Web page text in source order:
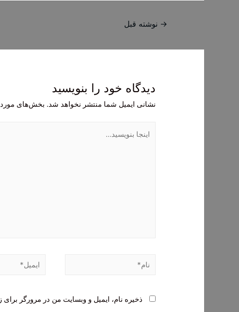
راهبری
→ نوشته قبل
دیدگاه‌ خود را بنویسید
نشانی ایمیل شما منتشر نخواهد شد. بخش‌های
بنویسید…
نام* ایمیل*
ذخیره نام، ایمیل و وبسایت من در مرورگر